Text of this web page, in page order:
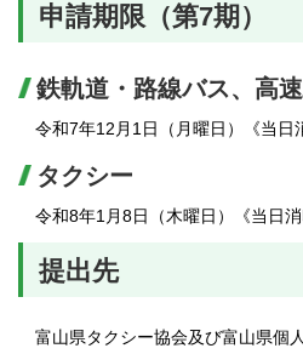
申請期限（第7期）
鉄軌道・路線バス、高
令和7年12月1日（月曜日）《当日
タクシー
令和8年1月8日（木曜日）《当日消
提出先
富山県タクシー協会及び富山県個